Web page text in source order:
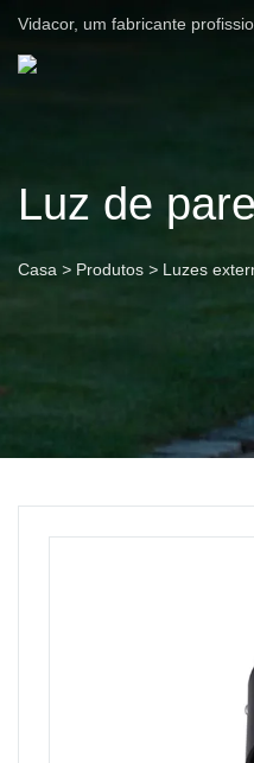
Vidacor, um fabricante
Luz de
Casa > Produtos > Luzes